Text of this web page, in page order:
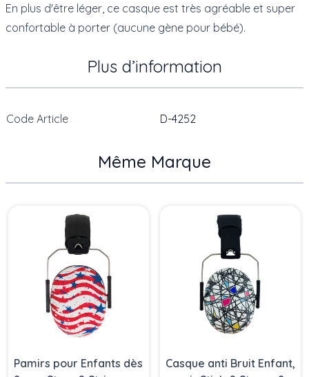
En plus d'être léger, ce casque est très agréable et super
confortable à porter (aucune gène pour bébé).
Plus d’information
Code Article D-4252
Même Marque
Pamirs pour Enfants dès
Casque anti Bruit Enfant,